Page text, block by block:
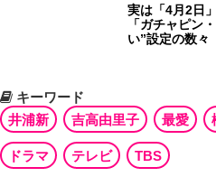
実は「4月2日
「ガチャピン
い”設定の数々
キーワード
井浦新
吉高由里子 最愛
ドラマ テレビ TBS